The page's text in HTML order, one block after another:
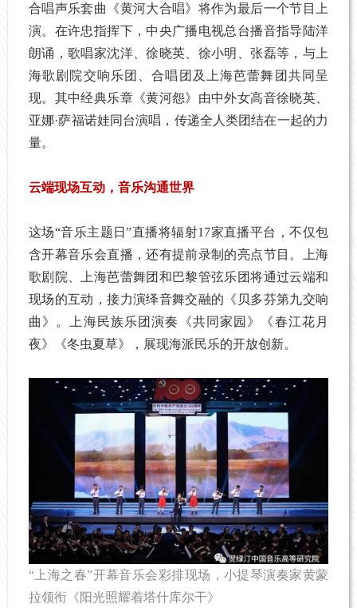
合唱声乐套曲《黄河大合唱》将作为最后一个节目上
演。在许忠指挥下，中央广播电视总台播音指导陆洋
朗诵，歌唱家沈洋、徐晓英、徐小明、张磊等，与上
海歌剧院交响乐团、合唱团及上海芭蕾舞团共同呈
现。其中经典乐章《黄河怨》由中外女高音徐晓英、
亚娜·萨福诺娃同台演唱，传递全人类团结在一起的力
量。
云端现场互动，音乐沟通世界
这场“音乐主题日”直播将辐射17家直播平台，不仅包
含开幕音乐会直播，还有提前录制的亮点节目。上海
歌剧院、上海芭蕾舞团和巴黎管弦乐团将通过云端和
现场的互动，接力演绎音舞交融的《贝多芬第九交响
曲》。上海民族乐团演奏《共同家园》《春江花月
夜》《冬虫夏草》，展现海派民乐的开放创新。
“上海之春”开幕音乐会彩排现场，小提琴演奏家黄蒙
拉领衔《阳光照耀着塔什库尔干》